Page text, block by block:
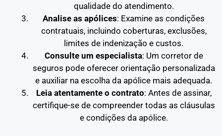
qualidade do atendimento.
Analise as apólices: Examine as condições
contratuais, incluindo coberturas, exclusões,
limites de indenização e custos.
Consulte um especialista: Um corretor de
seguros pode oferecer orientação personalizada
e auxiliar na escolha da apólice mais adequada.
Leia atentamente o contrato: Antes de assinar,
certifique-se de compreender todas as cláusulas
e condições da apólice.